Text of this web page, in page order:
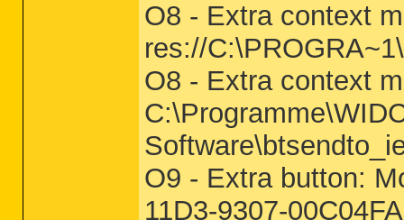
O8 - Extra context
res://
O8 - Extra context
O9 - Extra button:
11D3-9307-